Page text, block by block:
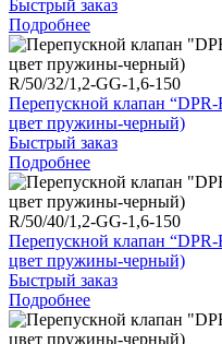
Быстрый заказ
Подробнее
R/50/32/1,2-GG-1,6-150
Перепускной клапан
цвет пружины-черный)
Быстрый заказ
Подробнее
R/50/40/1,2-GG-1,6-150
Перепускной клапан
цвет пружины-черный)
Быстрый заказ
Подробнее